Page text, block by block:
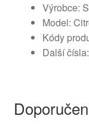
Výrobce:
Model:
Kódy
Další